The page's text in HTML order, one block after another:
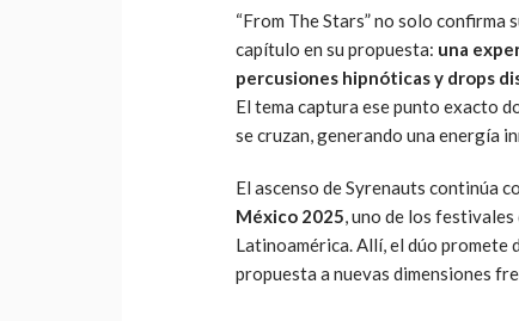
“From The Stars” no solo confirma
capítulo en su propuesta: una
percusiones hipnóticas y drops
El tema captura ese punto exacto
se cruzan, generando una energía
El ascenso de Syrenauts continúa
México 2025, uno de los
Latinoamérica. Allí, el dúo promete
propuesta a nuevas dimensiones